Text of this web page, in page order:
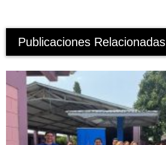
Publicaciones Relacionadas